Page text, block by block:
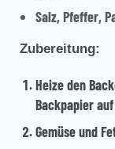
Salz, Pfeffer,
Zubereitung:
Heize den
Backpapier
Gemüse und